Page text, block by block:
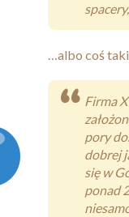
…albo coś
Firma
pory
dobrej
się w
ponad